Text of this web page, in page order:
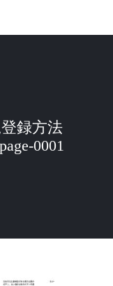
録方法
0001